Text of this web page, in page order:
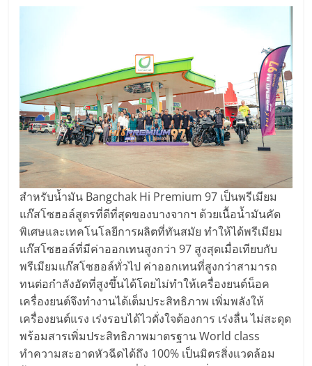
สำหรับน้ำมัน Bangchak Hi Premium 97 เป็นพรีเมียม
แก๊สโซฮอล์สูตรที่ดีที่สุดของบางจากฯ ด้วยเนื้อน้ำมันคัด
พิเศษและเทคโนโลยีการผลิตที่ทันสมัย ทำให้ได้พรีเมียม
แก๊สโซฮอล์ที่มีค่าออกเทนสูงกว่า 97 สูงสุดเมื่อเทียบกับ
พรีเมียมแก๊สโซฮอล์ทั่วไป ค่าออกเทนที่สูงกว่าสามารถ
ทนต่อกำลังอัดที่สูงขึ้นได้โดยไม่ทำให้เครื่องยนต์น็อค
เครื่องยนต์จึงทำงานได้เต็มประสิทธิภาพ เพิ่มพลังให้
เครื่องยนต์แรง เร่งรอบได้ไวดั่งใจต้องการ เร่งลื่น ไม่สะดุด
พร้อมสารเพิ่มประสิทธิภาพมาตรฐาน World class
ทำความสะอาดหัวฉีดได้ถึง 100% เป็นมิตรสิ่งเเวดล้อม